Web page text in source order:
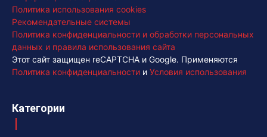
Политика использования cookies
Рекомендательные системы
Политика конфиденциальности и обработки персональных
данных и правила использования сайта
Этот сайт защищен reCAPTCHA и Google. Применяются
Политика конфиденциальности и Условия использования
Категории